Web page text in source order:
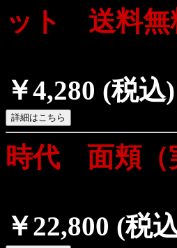
ット 送料無
￥4,280 (税込)
時代 面頬
￥22,800 (税